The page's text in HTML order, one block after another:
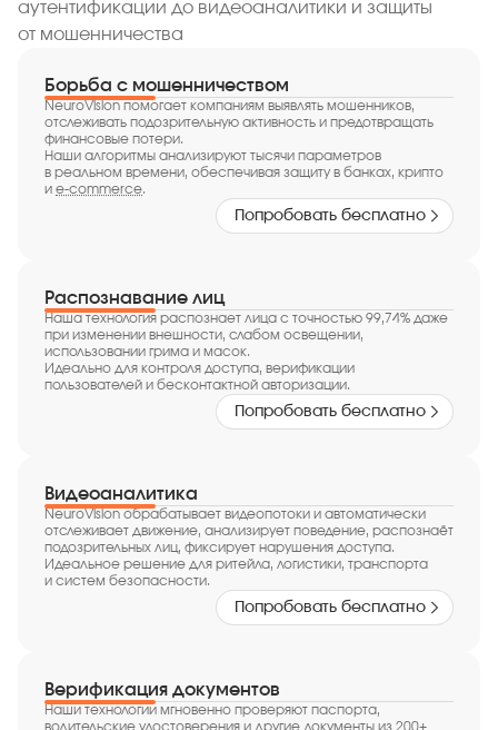
аутентификации до видеоаналитики и защиты
от мошенничества
Борьба с мошенничеством
NeuroVision помогает компаниям выявлять мошенников,
отслеживать подозрительную активность и предотвращать
финансовые потери.
Наши алгоритмы анализируют тысячи параметров
в реальном времени, обеспечивая защиту в банках, крипто
и e-commerce.
Попробовать бесплатно
Распознавание лиц
Наша технология распознает лица с точностью 99,74% даже
при изменении внешности, слабом освещении,
использовании грима и масок.
Идеально для контроля доступа, верификации
пользователей и бесконтактной авторизации.
Попробовать бесплатно
Видеоаналитика
NeuroVision обрабатывает видеопотоки и автоматически
отслеживает движение, анализирует поведение, распознаёт
подозрительных лиц, фиксирует нарушения доступа.
Идеальное решение для ритейла, логистики, транспорта
и систем безопасности.
Попробовать бесплатно
Верификация документов
Наши технологии мгновенно проверяют паспорта,
водительские удостоверения и другие документы из 200+